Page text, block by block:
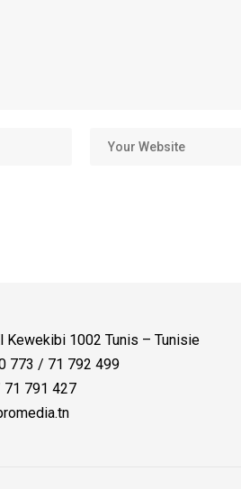
Kewekibi 1002 Tunis – Tunisie
773 / 71 792 499
791 427